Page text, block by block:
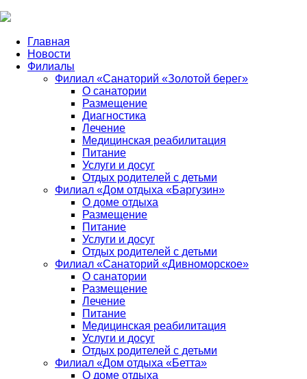
Главная
Новости
Филиалы
Филиал «Санаторий «Золотой берег»
О санатории
Размещение
Диагностика
Лечение
Медицинская реабилитация
Питание
Услуги и досуг
Отдых родителей с детьми
Филиал «Дом отдыха «Баргузин»
О доме отдыха
Размещение
Питание
Услуги и досуг
Отдых родителей с детьми
Филиал «Санаторий «Дивноморское»
О санатории
Размещение
Лечение
Питание
Медицинская реабилитация
Услуги и досуг
Отдых родителей с детьми
Филиал «Дом отдыха «Бетта»
О доме отдыха